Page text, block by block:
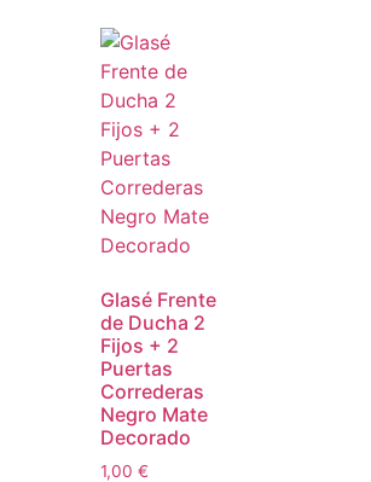
Glasé Frente
de Ducha 2
Fijos + 2
Puertas
Correderas
Negro Mate
Decorado
1,00 €